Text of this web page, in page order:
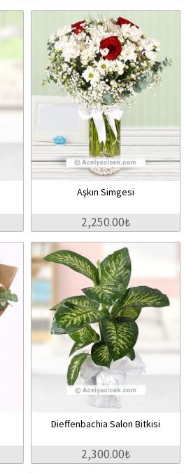
Aşkın Simgesi
2,250.00₺
Dieffenbachia Salon Bitkisi
2,300.00₺